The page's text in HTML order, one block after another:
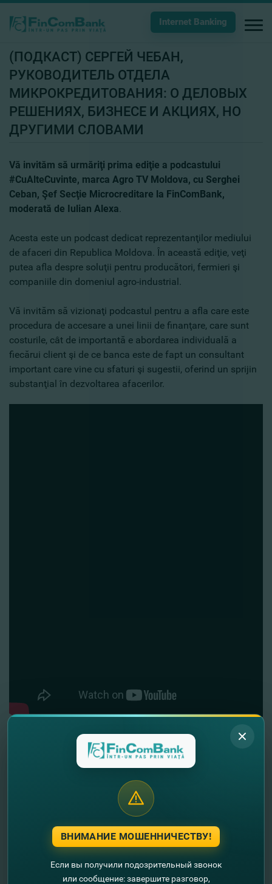
Internet Banking
(ПОДКАСТ) СЕРГЕЙ ЧЕБАН,
РУКОВОДИТЕЛЬ ОТДЕЛА
МИКРОКРЕДИТОВАНИЯ: О ДЕЛОВЫХ
РЕШЕНИЯХ, БИЗНЕСЕ И АКЦИЯХ, НО
ДРУГИМИ СЛОВАМИ
Vă invităm să urmăriţi prima ediţie a podcastului
#CuAlteCuvinte, marca Agro TV Moldova, cu Serghei
Ceban, Şef Secţie Microcreditare la FinComBank,
moderată de Iulian Alexa.
Acesta este un podcast dedicat reprezentanţilor mediului
de afaceri din Republica Moldova. În această ediţie, veţi
putea afla despre soluţii pentru producători, fermieri şi
companiile din domeniul agro-industrial.
Vă invităm să vizionaţi podcastul pentru a afla care este
procedura de accesare a unei linii de finanţare, care sunt
costurile, cât de importantă e abordarea individuală a
fiecărui client şi de ce banca este de fapt un consultant
important care vine cu sfaturi şi sugestii, oferind un sprijin
substanţial în dezvoltarea afacerilor.
Vă invităm să urmăriţi pagina fincombusiness
Facebook – o platformă destinată mediului de afaceri din
ţară care vine în întâmpinarea antreprenorilor şi
businessului. Pagina fincombusiness vă ajută să fiţi la
curent: cu ultimele noutăţi despre produsele şi serviciile
Băncii create pentru afaceri, life hacks, sfaturi şi business
case-uri; promoţii şi oferte speciale; interviuri cu experţii;
afaceri de succes ale antreprenorilor din Moldova şi multe
ВНИМАНИЕ МОШЕННИЧЕСТВУ!
Если вы получили подозрительный звонок
или сообщение: завершите разговор,